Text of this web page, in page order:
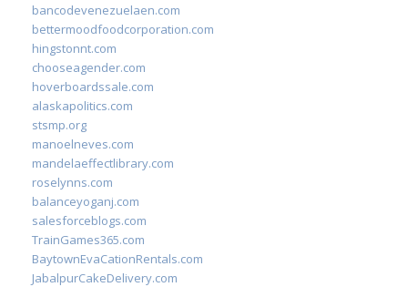
bancodevenezuelaen.com
bettermoodfoodcorporation.com
hingstonnt.com
chooseagender.com
hoverboardssale.com
alaskapolitics.com
stsmp.org
manoelneves.com
mandelaeffectlibrary.com
roselynns.com
balanceyoganj.com
salesforceblogs.com
TrainGames365.com
BaytownEvaCationRentals.com
JabalpurCakeDelivery.com